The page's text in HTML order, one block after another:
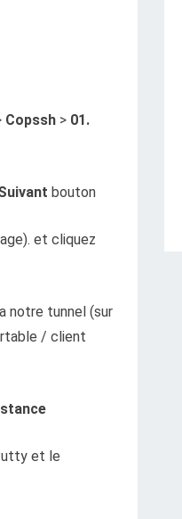
Copssh > 01.
bouton
et cliquez
notre tunnel (sur
/ client
et le